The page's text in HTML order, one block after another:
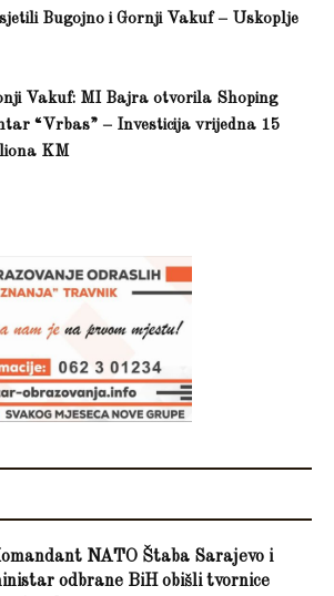
Bugojno i Gornji Vakuf – Uskoplje
Vakuf: MI Bajra otvorila Shoping
“Vrbas” – Investicija vrijedna 15
KM
NATO Štaba Sarajevo i
odbrane BiH obišli tvornice